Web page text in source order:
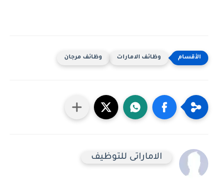
وظائف الامارات وظائف مرجان
الاماراتى للتوظيف